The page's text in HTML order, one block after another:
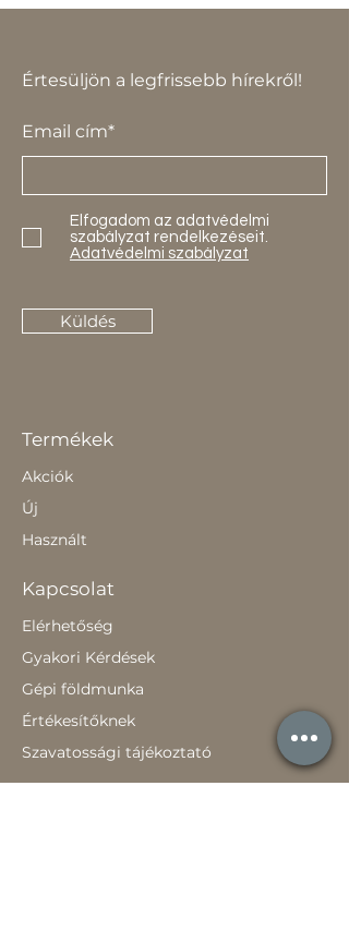
Értesüljön a legfrissebb hírekről!
Email cím*
Elfogadom az adatvédelmi
szabályzat rendelkezéseit.
Adatvédelmi szabályzat
Küldés
Termékek
Akciók
Új
Használt
Kapcsolat
Elérhetőség
Gyakori Kérdések
Gépi földmunka
Értékesítőknek
Szavatossági tájékoztató